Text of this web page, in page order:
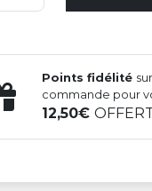
Points fidélité
commande pour
12,50